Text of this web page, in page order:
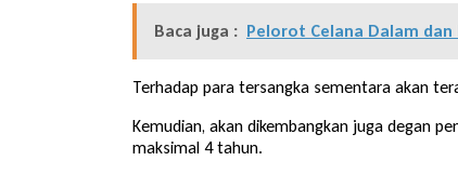
Baca juga : Pelorot Celana Dalam
Terhadap para tersangka sementara akan
Kemudian, akan dikembangkan juga degan
maksimal 4 tahun.